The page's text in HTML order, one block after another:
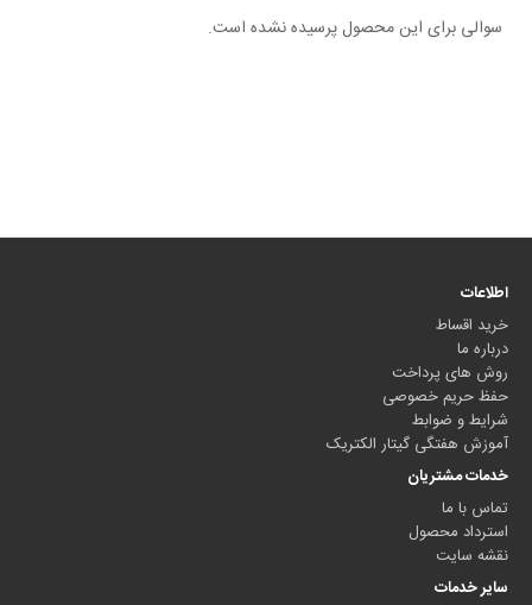
سوالی برای این محصول پرسیده نشده است.
اطلاعات
خرید اقساط
درباره ما
روش های پرداخت
حفظ حریم خصوصی
شرایط و ضوابط
آموزش هفتگی گیتار الکتریک
خدمات مشتریان
تماس با ما
استرداد محصول
نقشه سایت
سایر خدمات